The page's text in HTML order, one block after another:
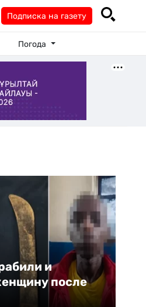
Подписка на газету
Погода
и
после